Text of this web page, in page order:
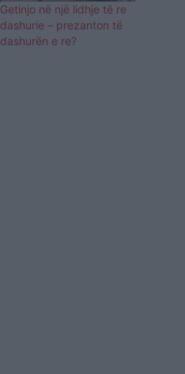
Getinjo në një lidhje të re
dashurie – prezanton të
dashurën e re?